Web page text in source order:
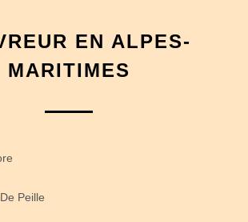
EN ALPES-
MARITIMES
Peille